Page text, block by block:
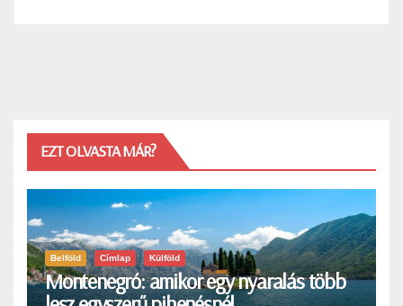
EZT OLVASTA MÁR?
Belföld Címlap Külföld
Montenegró: amikor egy nyaralás több